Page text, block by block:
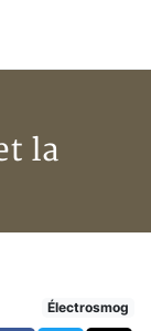
la
Électrosmog